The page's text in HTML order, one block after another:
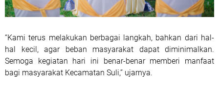
“Kami terus melakukan berbagai langkah, bahkan dari hal-
hal kecil, agar beban masyarakat dapat diminimalkan.
Semoga kegiatan hari ini benar-benar memberi manfaat
bagi masyarakat Kecamatan Suli,” ujarnya.